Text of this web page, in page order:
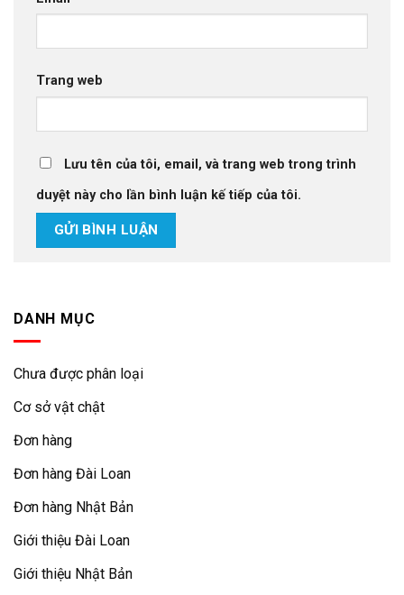
Trang web
Lưu tên của tôi, email, và trang web trong trình
duyệt này cho lần bình luận kế tiếp của tôi.
DANH MỤC
Chưa được phân loại
Cơ sở vật chật
Đơn hàng
Đơn hàng Đài Loan
Đơn hàng Nhật Bản
Giới thiệu Đài Loan
Giới thiệu Nhật Bản